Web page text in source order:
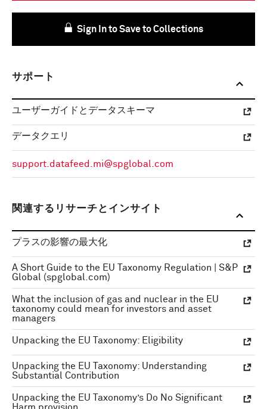
Sign In to Save to Collections
サポート
ユーザーガイドとデータスキーマ
データクエリ
support.datafeed.mi@spglobal.com
関連するリサーチとインサイト
プラスの影響の最大化
A Short Guide to the EU Taxonomy Regulation | S&P
Global (spglobal.com)
What the inclusion of gas and nuclear in the EU
taxonomy could mean for investors and asset
managers
Unpacking the EU Taxonomy: Eligibility
Unpacking the EU Taxonomy: Understanding
Substantial Contribution
Unpacking the EU Taxonomy’s Do No Significant
Harm provision